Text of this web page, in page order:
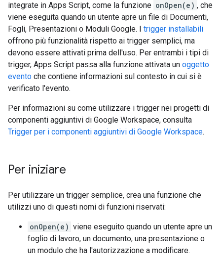
integrate in Apps Script, come la funzione onOpen(e) , che
viene eseguita quando un utente apre un file di Documenti,
Fogli, Presentazioni o Moduli Google. I trigger installabili
offrono più funzionalità rispetto ai trigger semplici, ma
devono essere attivati prima dell'uso. Per entrambi i tipi di
trigger, Apps Script passa alla funzione attivata un oggetto
evento che contiene informazioni sul contesto in cui si è
verificato l'evento.
Per informazioni su come utilizzare i trigger nei progetti di
componenti aggiuntivi di Google Workspace, consulta
Trigger per i componenti aggiuntivi di Google Workspace.
Per iniziare
Per utilizzare un trigger semplice, crea una funzione che
utilizzi uno di questi nomi di funzioni riservati:
onOpen(e) viene eseguito quando un utente apre un
foglio di lavoro, un documento, una presentazione o
un modulo che ha l'autorizzazione a modificare.